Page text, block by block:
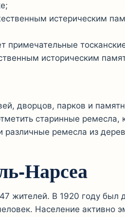
истерическим
историческим
дворцов, парков и
старинные
различные ремесла из
Нарсеа
жителей. В 1920 году
Население активно